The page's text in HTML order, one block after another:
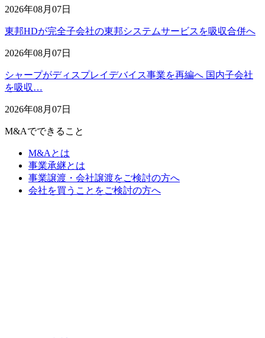
2026年08月07日
東邦HDが完全子会社の東邦システムサービスを吸収合併へ
2026年08月07日
シャープがディスプレイデバイス事業を再編へ 国内子会社
を吸収…
2026年08月07日
M&Aでできること
M&Aとは
事業承継とは
事業譲渡・会社譲渡をご検討の方へ
会社を買うことをご検討の方へ